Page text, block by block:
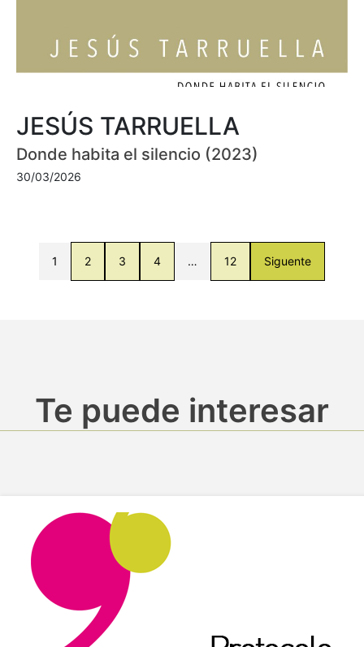
JESÚS TARRUELLA
Donde habita el silencio (2023)
30/03/2026
1 2 3 4 … 12 Siguente
Te puede interesar